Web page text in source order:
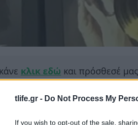
tlife.gr - Do Not Process My
If you wish to opt-out of the sale,
κλικ εδώ και πρόσθεσέ μας
διαβάζεις πιο συχνά